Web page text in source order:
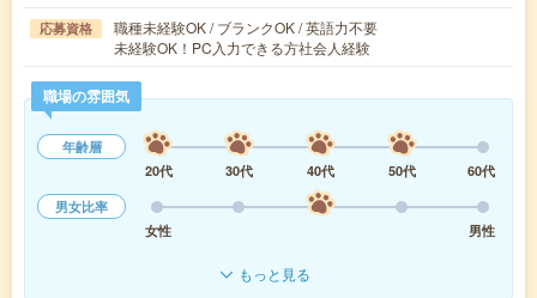
応募資格
職種未経験OK / ブランクOK / 英語力不要
未経験OK！PC入力できる方社会人経験
職場の雰囲気
年齢層
20代
30代 40代 50代
60代
男女比率
女性
男性
もっと見る